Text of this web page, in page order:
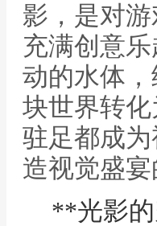
影，是对
充满创意
动的水体
块世界转
驻足都成
造视觉盛
**光影